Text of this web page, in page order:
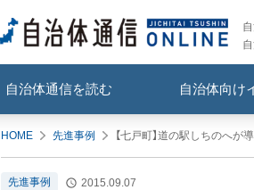
自治体通信を読む 自治体向け
HOME 先進事例 【七戸町】道の駅しちのへが
先進事例 2015.09.07